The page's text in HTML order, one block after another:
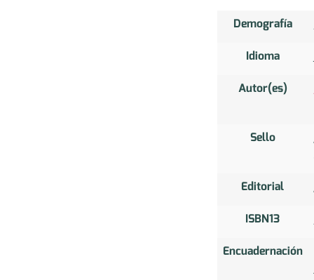
Demografía
Idioma
Autor(es)
Sello
Editorial
ISBN13
Encuadernación